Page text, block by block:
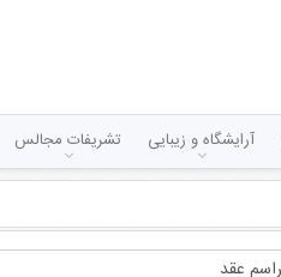
آرایشگاه و زیبایی تشریفات مجالس